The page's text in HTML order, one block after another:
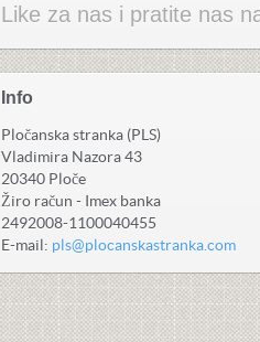
Like za nas i pratite nas
Info
Pločanska stranka (PLS)
Vladimira Nazora 43
20340 Ploče
Žiro račun - Imex banka
2492008-1100040455
E-mail: pls@plocanskastranka.com